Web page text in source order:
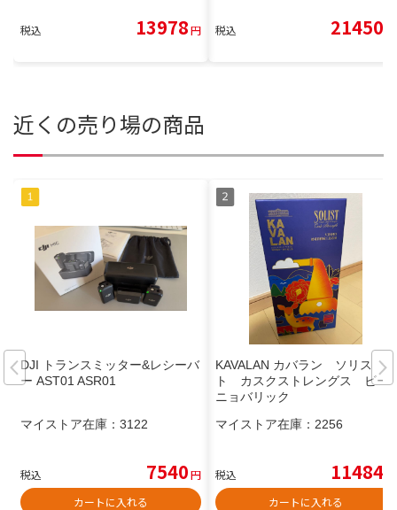
税込 13978円 税込 21450
近くの売り場の商品
DJI トランスミッター&レシーバ
ー AST01 ASR01
マイストア在庫： 3122
税込 7540円
カートに入れる
KAVALAN カバラン ソリス
ト カスクストレングス ビー
ニョバリック
マイストア在庫： 2256
税込 11484
カートに入れる